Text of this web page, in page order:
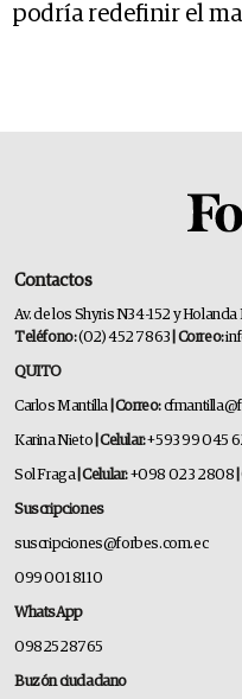
podría redefinir el
Contactos
Av. de los Shyris N34-152 y
Teléfono:(02) 452 7863 | Correo:
QUITO
Carlos Mantilla | Correo:
Karina Nieto | Celular:+593 99 045
Sol Fraga| Celular:+098 023 2808
Suscripciones
suscripciones@forbes.com.ec
099 001 8110
WhatsApp
0982528765
Buzón ciudadano